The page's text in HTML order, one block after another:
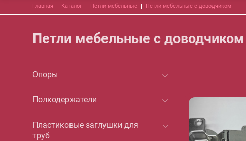
Строка навигации
Главная Каталог Петли мебельные Петли мебельные с доводчиком
Петли мебельные с доводчиком
Опоры
Полкодержатели
Пластиковые заглушки для
труб